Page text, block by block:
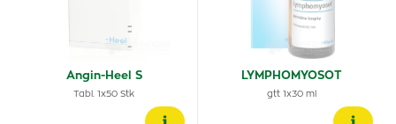
Angin-Heel S
Tabl. 1x50 Stk
LYMPHOMYOSOT
gtt 1x30 ml